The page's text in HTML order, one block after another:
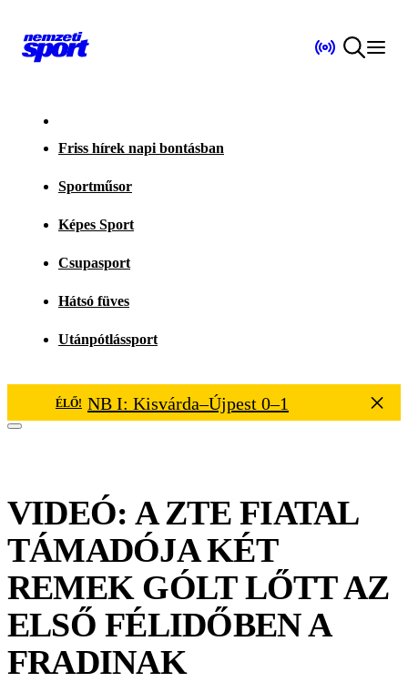
Friss hírek napi bontásban
Sportműsor
Képes Sport
Csupasport
Hátsó füves
Utánpótlássport
ÉLŐ! NB I: Kisvárda–Újpest 0–1
VIDEÓ: A ZTE FIATAL
TÁMADÓJA KÉT
REMEK GÓLT LŐTT AZ
ELSŐ FÉLIDŐBEN A
FRADINAK